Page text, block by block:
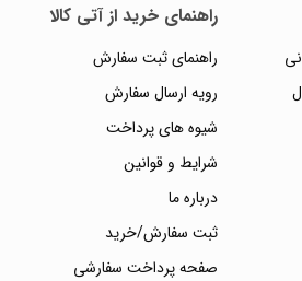
راهنمای خرید از آتی کالا
راهنمای ثبت سفارش
رویه ارسال سفارش
شیوه های پرداخت
شرایط و قوانین
درباره ما
ثبت سفارش/خرید
صفحه پرداخت سفارشی